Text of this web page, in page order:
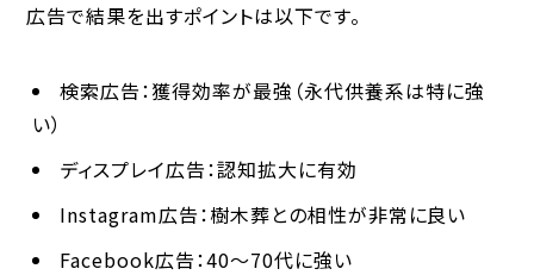
広告で結果を出すポイントは以下です。
検索広告：獲得効率が最強（永代供養系は特に強
い）
ディスプレイ広告：認知拡大に有効
Instagram広告：樹木葬との相性が非常に良い
Facebook広告：40〜70代に強い